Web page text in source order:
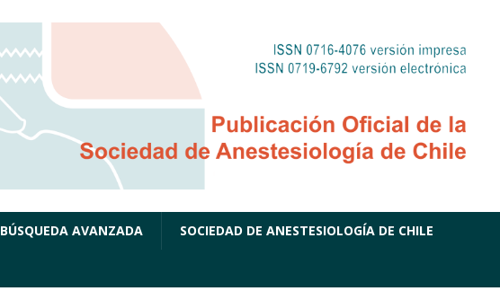
BÚSQUEDA AVANZADA SOCIEDAD DE ANESTESIOLOGÍA DE CHILE